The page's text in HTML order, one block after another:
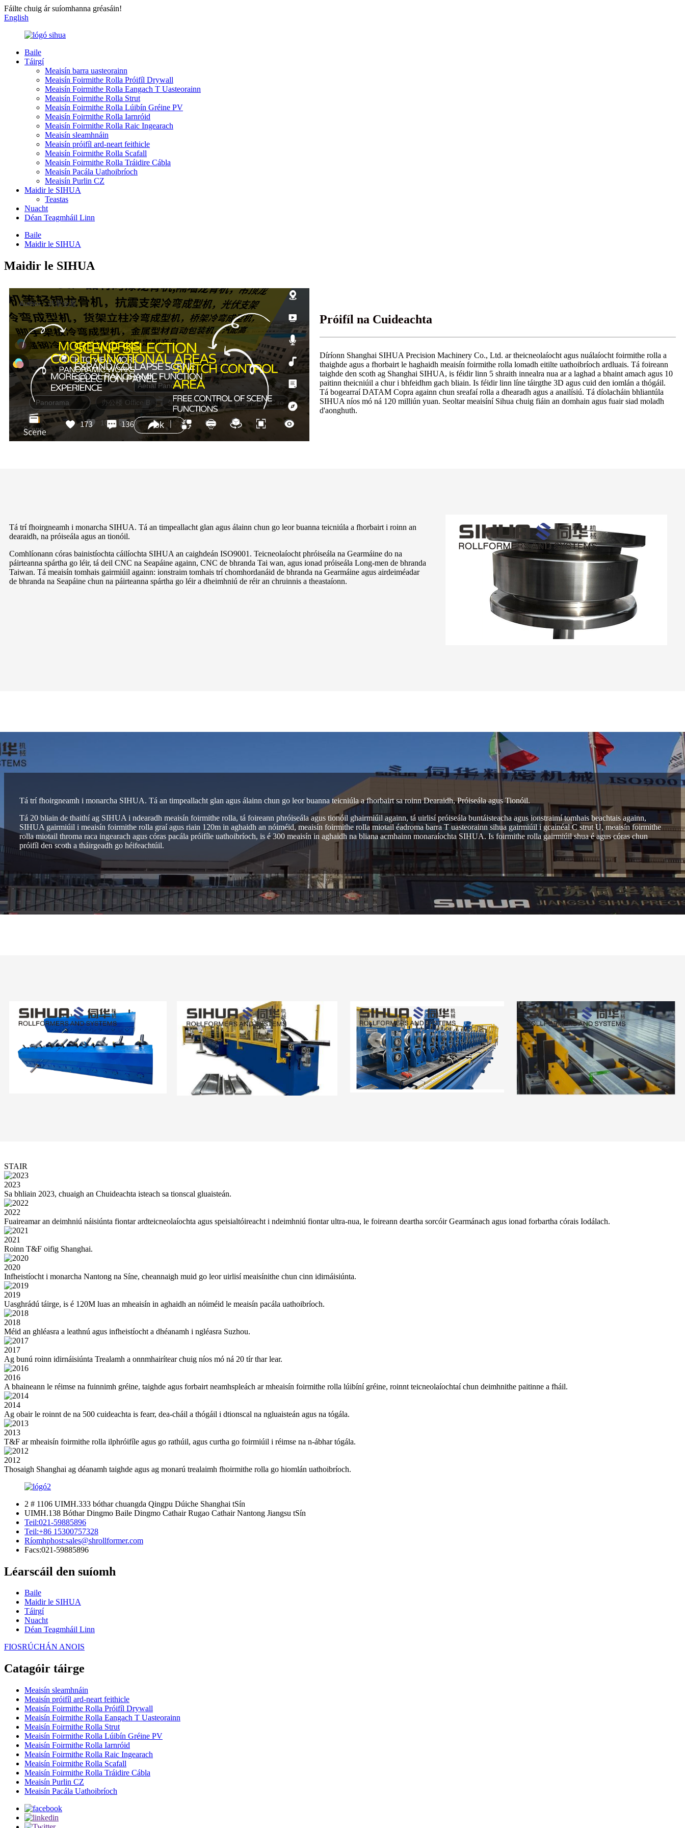
Fáilte chuig ár suíomhanna gréasáin!
English
Baile
Táirgí
Meaisín barra uasteorainn
Meaisín Foirmithe Rolla Próifíl Drywall
Meaisín Foirmithe Rolla Eangach T Uasteorainn
Meaisín Foirmithe Rolla Strut
Meaisín Foirmithe Rolla Lúibín Gréine PV
Meaisín Foirmithe Rolla Iarnróid
Meaisín Foirmithe Rolla Raic Ingearach
Meaisín sleamhnáin
Meaisín próifíl ard-neart feithicle
Meaisín Foirmithe Rolla Scafall
Meaisín Foirmithe Rolla Tráidire Cábla
Meaisín Pacála Uathoibríoch
Meaisín Purlin CZ
Maidir le SIHUA
Teastas
Nuacht
Déan Teagmháil Linn
Baile
Maidir le SIHUA
Maidir le SIHUA
Próifíl na Cuideachta
Díríonn Shanghai SIHUA Precision Machinery Co., Ltd. ar theicneolaíocht agus nuálaíocht foirmithe rolla a
thaighde agus a fhorbairt le haghaidh meaisín foirmithe rolla lomadh eitilte uathoibríoch ardluais. Tá foireann
taighde den scoth ag Shanghai SIHUA, is féidir linn 5 shraith innealra nua ar a laghad a bhaint amach agus 10
paitinn theicniúil a chur i bhfeidhm gach bliain. Is féidir linn líne táirgthe 3D agus cuid den iomlán a thógáil.
Tá bogearraí DATAM Copra againn chun sreafaí rolla a dhearadh agus a anailísiú. Tá díolacháin bhliantúla
SIHUA níos mó ná 120 milliún yuan. Seoltar meaisíní Sihua chuig fiáin an domhain agus fuair siad moladh
d'aonghuth.
Tá trí fhoirgneamh i monarcha SIHUA. Tá an timpeallacht glan agus álainn chun go leor buanna teicniúla a fhorbairt i roinn an
dearaidh, na próiseála agus an tionóil.
Comhlíonann córas bainistíochta cáilíochta SIHUA an caighdeán ISO9001. Teicneolaíocht phróiseála na Gearmáine do na
páirteanna spártha go léir, tá deil CNC na Seapáine againn, CNC de bhranda Tai wan, agus ionad próiseála Long-men de bhranda
Taiwan. Tá meaisín tomhais gairmiúil againn: ionstraim tomhais trí chomhordanáid de bhranda na Gearmáine agus airdeiméadar
de bhranda na Seapáine chun na páirteanna spártha go léir a dheimhniú de réir an chruinnis a theastaíonn.
Tá trí fhoirgneamh i monarcha SIHUA. Tá an timpeallacht glan agus álainn chun go leor buanna teicniúla a fhorbairt sa roinn Dearaidh, Próiseála agus Tionóil.
Tá 20 bliain de thaithí ag SIHUA i ndearadh meaisín foirmithe rolla, tá foireann phróiseála agus tionóil ghairmiúil againn, tá uirlisí próiseála buntáisteacha agus ionstraimí tomhais beachtais againn,
SIHUA gairmiúil i meaisín foirmithe rolla graí agus riain 120m in aghaidh an nóiméid, meaisín foirmithe rolla miotail éadroma barra T uasteorainn sihua gairmiúil i gcainéal C strut U, meaisín foirmithe
rolla miotail throma raca ingearach agus córas pacála próifíle uathoibríoch, is é 300 meaisín in aghaidh na bliana acmhainn monaraíochta SIHUA. Is foirmithe rolla gairmiúil shua é agus córas chun
próifíl den scoth a tháirgeadh go héifeachtúil.
STAIR
2023
Sa bhliain 2023, chuaigh an Chuideachta isteach sa tionscal gluaisteán.
2022
Fuaireamar an deimhniú náisiúnta fiontar ardteicneolaíochta agus speisialtóireacht i ndeimhniú fiontar ultra-nua, le foireann deartha sorcóir Gearmánach agus ionad forbartha córais Iodálach.
2021
Roinn T&F oifig Shanghai.
2020
Infheistíocht i monarcha Nantong na Síne, cheannaigh muid go leor uirlisí meaisínithe chun cinn idirnáisiúnta.
2019
Uasghrádú táirge, is é 120M luas an mheaisín in aghaidh an nóiméid le meaisín pacála uathoibríoch.
2018
Méid an ghléasra a leathnú agus infheistíocht a dhéanamh i ngléasra Suzhou.
2017
Ag bunú roinn idirnáisiúnta Trealamh a onnmhairítear chuig níos mó ná 20 tír thar lear.
2016
A bhaineann le réimse na fuinnimh gréine, taighde agus forbairt neamhspleách ar mheaisín foirmithe rolla lúibíní gréine, roinnt teicneolaíochtaí chun deimhnithe paitinne a fháil.
2014
Ag obair le roinnt de na 500 cuideachta is fearr, dea-cháil a thógáil i dtionscal na ngluaisteán agus na tógála.
2013
T&F ar mheaisín foirmithe rolla ilphróifíle agus go rathúil, agus curtha go foirmiúil i réimse na n-ábhar tógála.
2012
Thosaigh Shanghai ag déanamh taighde agus ag monarú trealaimh fhoirmithe rolla go hiomlán uathoibríoch.
2 # 1106 UIMH.333 bóthar chuangda Qingpu Dúiche Shanghai tSín
UIMH.138 Bóthar Dingmo Baile Dingmo Cathair Rugao Cathair Nantong Jiangsu tSín
Teil:021-59885896
Teil:+86 15300757328
Ríomhphost:sales@shrollformer.com
Facs:021-59885896
Léarscáil den suíomh
Baile
Maidir le SIHUA
Táirgí
Nuacht
Déan Teagmháil Linn
FIOSRÚCHÁN ANOIS
Catagóir táirge
Meaisín sleamhnáin
Meaisín próifíl ard-neart feithicle
Meaisín Foirmithe Rolla Próifíl Drywall
Meaisín Foirmithe Rolla Eangach T Uasteorainn
Meaisín Foirmithe Rolla Strut
Meaisín Foirmithe Rolla Lúibín Gréine PV
Meaisín Foirmithe Rolla Iarnróid
Meaisín Foirmithe Rolla Raic Ingearach
Meaisín Foirmithe Rolla Scafall
Meaisín Foirmithe Rolla Tráidire Cábla
Meaisín Purlin CZ
Meaisín Pacála Uathoibríoch